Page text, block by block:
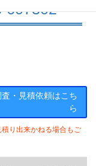
607302
・見積依頼はこち
ら
り出来かねる場合もご